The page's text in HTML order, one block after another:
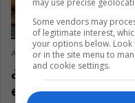
Andrea Espitia May 24, 2018
¿Quién es Núria
española fue
may use precise
Some vendors may
of legitimate interest,
your options below.
or in the site menu to
and cookie settings.